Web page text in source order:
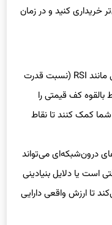
خریداری کنید و در زمان
تحلیل تکنیکال: با بررسی اندیکاتورهایی مانند RSI (نسبت قدرت
کف قیمتی را
شما کمک کنند تا نقاط
درون‌شبکه‌ای می‌تواند
است یا دلایل بنیادینی
تا ارزش واقعی دارایی